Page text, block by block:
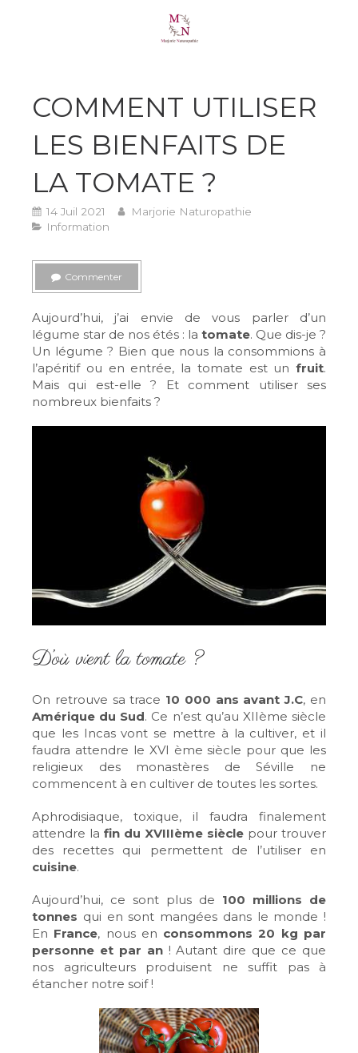
COMMENT UTILISER
LES BIENFAITS DE
LA TOMATE ?
14 Juil 2021
Marjorie Naturopathie
Information
Commenter
Aujourd’hui, j’ai envie de vous parler d’un
légume star de nos étés : la tomate. Que dis-je ?
Un légume ? Bien que nous la consommions à
l’apéritif ou en entrée, la tomate est un fruit.
Mais qui est-elle ? Et comment utiliser ses
nombreux bienfaits ?
D’où vient la tomate ?
On retrouve sa trace 10 000 ans avant J.C, en
Amérique du Sud. Ce n’est qu’au XIIème siècle
que les Incas vont se mettre à la cultiver, et il
faudra attendre le XVI ème siècle pour que les
religieux des monastères de Séville ne
commencent à en cultiver de toutes les sortes.
Aphrodisiaque, toxique, il faudra finalement
attendre la fin du XVIIIème siècle pour trouver
des recettes qui permettent de l’utiliser en
cuisine.
Aujourd’hui, ce sont plus de 100 millions de
tonnes qui en sont mangées dans le monde !
En France, nous en consommons 20 kg par
personne et par an! Autant dire que ce que
nos agriculteurs produisent ne suffit pas à
étancher notre soif !